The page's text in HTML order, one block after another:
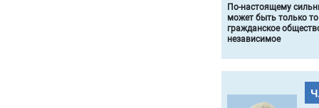
По-настоящему
может быть только
гражданское
независимое